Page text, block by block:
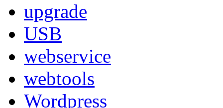
upgrade
USB
webservice
webtools
Wordpress